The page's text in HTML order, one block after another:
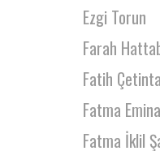
Ezgi Torun
Farah
Fatih
Fatma
Fatma İklil